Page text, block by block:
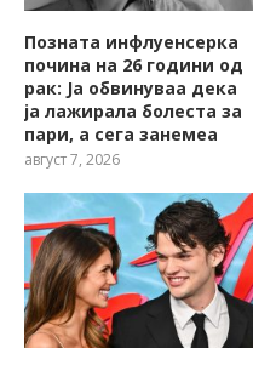
Позната инфлуенсерка
почина на 26 години од
рак: Ја обвинуваа дека
ја лажирала болеста за
пари, а сега занемеа
август 7, 2026